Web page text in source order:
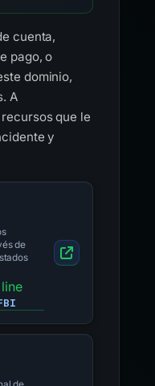
cuenta,
pago, o
dominio,
A
que le
y
de